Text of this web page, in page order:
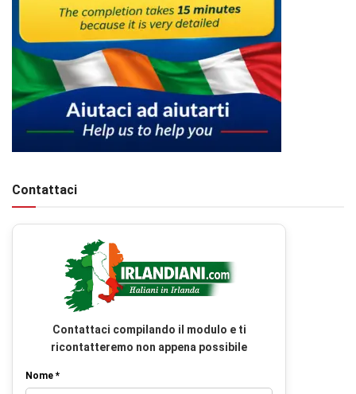
Contattaci
Contattaci compilando il modulo e ti
ricontatteremo non appena possibile
Nome *